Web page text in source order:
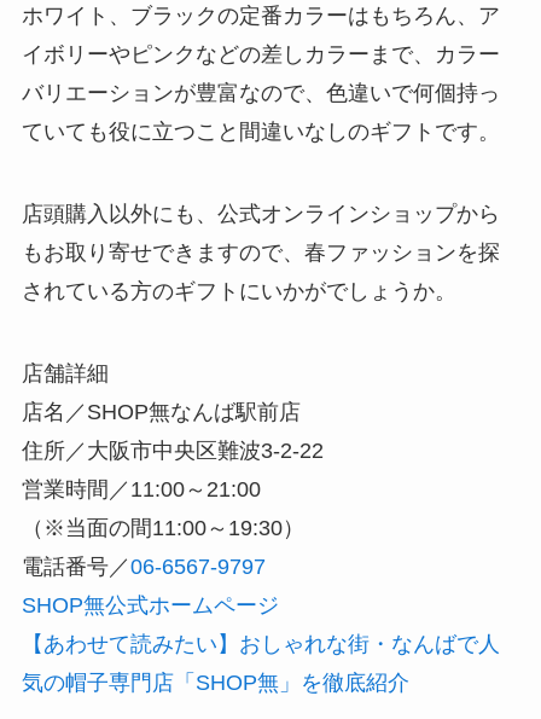
ホワイト、ブラックの定番カラーはもちろん、ア
イボリーやピンクなどの差しカラーまで、カラー
バリエーションが豊富なので、色違いで何個持っ
ていても役に立つこと間違いなしのギフトです。
店頭購入以外にも、公式オンラインショップから
もお取り寄せできますので、春ファッションを探
されている方のギフトにいかがでしょうか。
店舗詳細
店名／SHOP無なんば駅前店
住所／大阪市中央区難波3-2-22
営業時間／11:00～21:00
（※当面の間11:00～19:30）
電話番号／06-6567-9797
SHOP無公式ホームページ
【あわせて読みたい】おしゃれな街・なんばで人
気の帽子専門店「SHOP無」を徹底紹介